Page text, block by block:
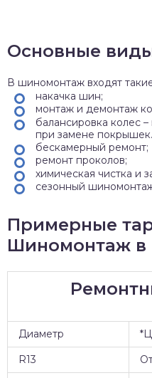
Основные
В шиномонтаж входят
накачка шин;
монтаж и демонтаж
балансировка колес
при замене покрышек.
бескамерный ремонт;
ремонт проколов;
химическая чистка и
сезонный
Примерные
Шиномонтаж в
Диаметр
R13